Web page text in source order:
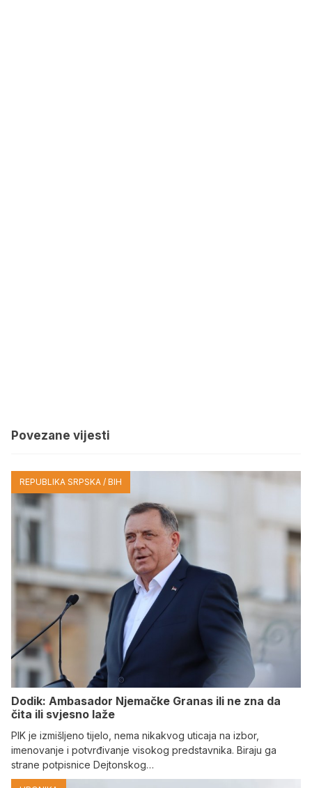
Povezane vijesti
REPUBLIKA SRPSKA / BIH
Dodik: Ambasador Njemačke Granas ili ne zna da
čita ili svjesno laže
PIK je izmišljeno tijelo, nema nikakvog uticaja na izbor,
imenovanje i potvrđivanje visokog predstavnika. Biraju ga
strane potpisnice Dejtonskog…